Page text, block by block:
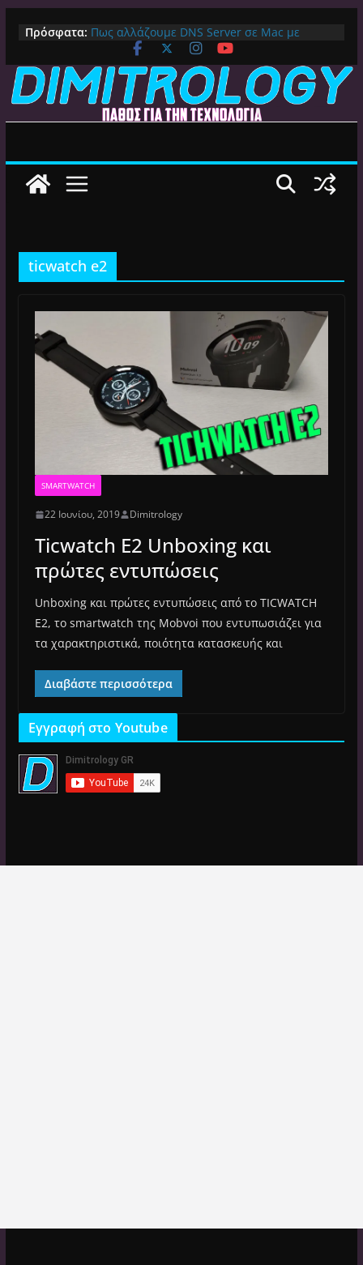
περιεχόμενο
Πρόσφατα: Πως αλλάζουμε DNS Server σε Mac με
MacOS Ventura (Macbook, Mac Mini, iMac,
κλπ)
IPVanish Προσφορά: 83% Έκπτωση στο
Premium VPN – Δες γιατί αξίζει
Alive GR Kodi: Γιατί Δεν Λειτουργεί Πλέον το
Android TV | CX File Explorer, Καθαρισμός
Ο Καλύτερος Launcher για Android TV /
ticwatch e2
SMARTWATCH
22 Ιουνίου, 2019 Dimitrology
Ticwatch E2 Unboxing και
πρώτες εντυπώσεις
Unboxing και πρώτες εντυπώσεις από το TICWATCH
E2, το smartwatch της Mobvoi που εντυπωσιάζει για
τα χαρακτηριστικά, ποιότητα κατασκευής και
Διαβάστε περισσότερα
Εγγραφή στο Youtube